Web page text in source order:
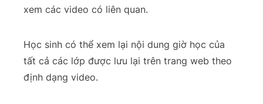
xem các video có liên quan.
Học sinh có thể xem lại nội dung giờ học của
tất cả các lớp được lưu lại trên trang web theo
định dạng video.